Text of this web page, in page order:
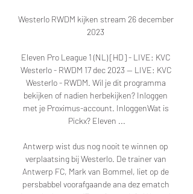
Westerlo RWDM kijken stream 26 december
2023
Eleven Pro League 1 (NL) [HD] - LIVE: KVC
Westerlo - RWDM 17 dec 2023 — LIVE: KVC
Westerlo - RWDM. Wil je dit programma
bekijken of nadien herbekijken? Inloggen
met je Proximus-account. InloggenWat is
Pickx? Eleven ...
Antwerp wist dus nog nooit te winnen op
verplaatsing bij Westerlo. De trainer van
Antwerp FC, Mark van Bommel, liet op de
persbabbel voorafgaande ana dez ematch